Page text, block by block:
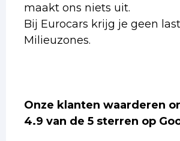
maakt ons niets uit.
Bij Eurocars krijg je geen
Milieuzones.
Onze klanten waarderen
4.9 van de 5 sterren op